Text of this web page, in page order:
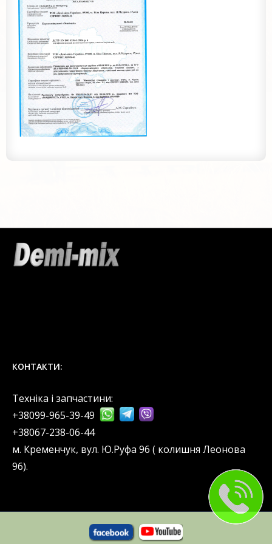
КОНТАКТИ:
Техніка і запчастини:
+38099-965-39-49
‎+38067-238-06-44
м. Кременчук, вул. Ю.Руфа 96 ( колишня Леонова
96).